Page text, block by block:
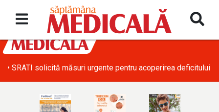
• SRATI solicită măsuri urgente pentru acoperirea deficitului